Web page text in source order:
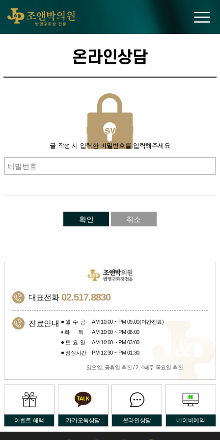
온라인상담
PAssword
글 작성 시 입력한 비밀번호를 입력해주세요
확인 취소
대표전화 02.517.8830
진료안내 월수금
AM 10:00 ~ PM 09:00(야간진료)
화목 AM 10:00 ~ PM 06:00
토요일
AM 10:00 ~ PM 03:00
점심시간
PM 12:30 ~ PM 01:30
일요일, 공휴일 휴진 / 2, 4째주 목요일 휴진
이벤트 혜택 카카오톡상담 온라인상담 네이버예약